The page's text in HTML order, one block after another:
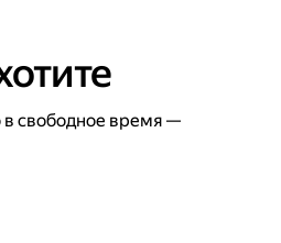
свободное время —